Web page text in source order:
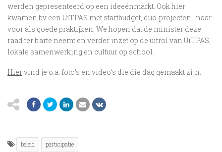
werden gepresenteerd op een ideeënmarkt. Ook hier
kwamen bv een UiTPAS met startbudget, duo-projecten.. naar
voor als goede praktijken. We hopen dat de minister deze
raad ter harte neemt en verder inzet op de uitrol van UiTPAS,
lokale samenwerking en cultuur op school.
Hiervind je o.a. foto’s en video’s die die dag gemaakt zijn.
beleid participatie